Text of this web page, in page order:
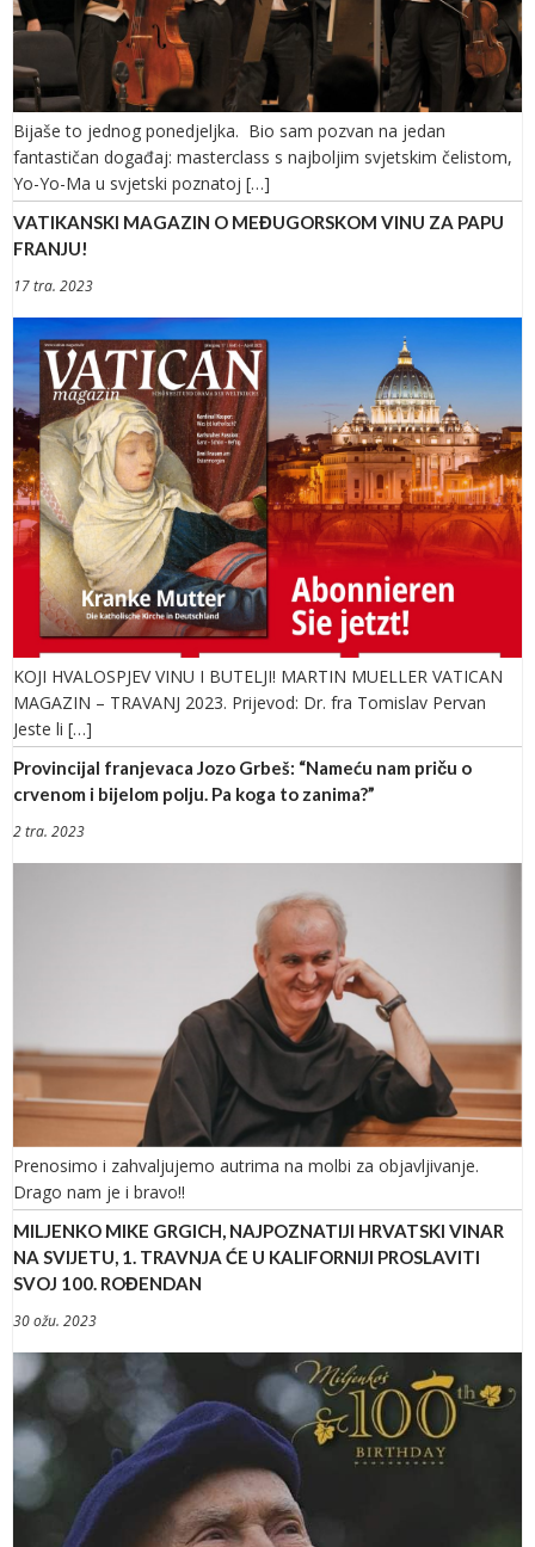
Bijaše to jednog ponedjeljka. Bio sam pozvan na jedan
fantastičan događaj: masterclass s najboljim svjetskim čelistom,
Yo-Yo-Ma u svjetski poznatoj […]
VATIKANSKI MAGAZIN O MEĐUGORSKOM VINU ZA PAPU
FRANJU!
17 tra. 2023
KOJI HVALOSPJEV VINU I BUTELJI! MARTIN MUELLER VATICAN
MAGAZIN – TRAVANJ 2023. Prijevod: Dr. fra Tomislav Pervan
Jeste li […]
Provincijal franjevaca Jozo Grbeš: “Nameću nam priču o
crvenom i bijelom polju. Pa koga to zanima?”
2 tra. 2023
Prenosimo i zahvaljujemo autrima na molbi za objavljivanje.
Drago nam je i bravo!!
MILJENKO MIKE GRGICH, NAJPOZNATIJI HRVATSKI VINAR
NA SVIJETU, 1. TRAVNJA ĆE U KALIFORNIJI PROSLAVITI
SVOJ 100. ROĐENDAN
30 ožu. 2023